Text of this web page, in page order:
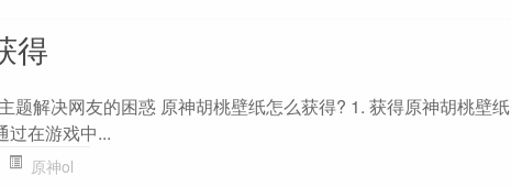
得
题解决网友的困惑 原神胡桃壁纸怎么获得? 1. 获得原神胡桃壁纸
过在游戏中...
原神ol